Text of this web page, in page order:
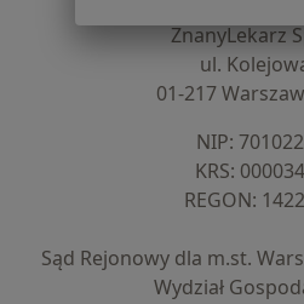
ZnanyLekarz
ul.
01-217
NIP:
KRS:
REGON:
Sąd Rejonowy dla m.st.
Wydział